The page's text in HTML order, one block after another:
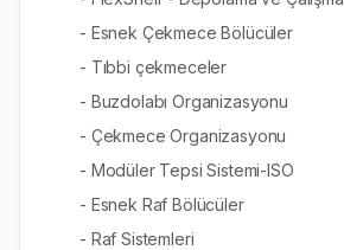
- Esnek Çekmece Bölücüler
- Tıbbi çekmeceler
- Buzdolabı Organizasyonu
- Çekmece Organizasyonu
- Modüler Tepsi Sistemi-ISO
- Esnek Raf Bölücüler
- Raf Sistemleri